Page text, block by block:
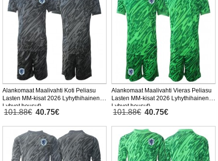
Alankomaat Maalivahti Koti Peliasu
Lasten MM-kisat 2026 Lyhythihainen (+
Lyhyet housut)
101.88€ 40.75€
Alankomaat Maalivahti Vieras Peliasu
Lasten MM-kisat 2026 Lyhythihainen (+
Lyhyet housut)
101.88€ 40.75€